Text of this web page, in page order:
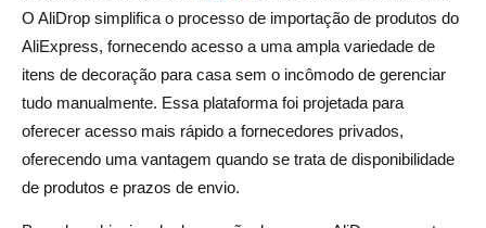
O AliDrop simplifica o processo de importação de produtos do
AliExpress, fornecendo acesso a uma ampla variedade de
itens de decoração para casa sem o incômodo de gerenciar
tudo manualmente. Essa plataforma foi projetada para
oferecer acesso mais rápido a fornecedores privados,
oferecendo uma vantagem quando se trata de disponibilidade
de produtos e prazos de envio.